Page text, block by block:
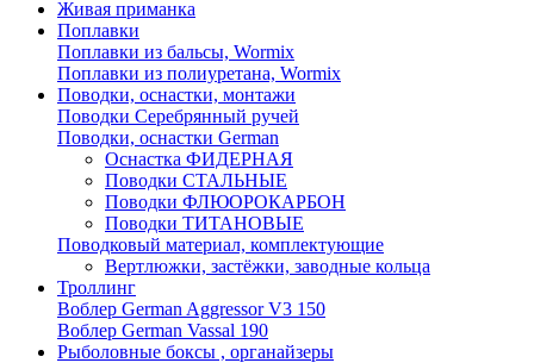
Живая приманка
Поплавки
Поплавки из бальсы, Wormix
Поплавки из полиуретана, Wormix
Поводки, оснастки, монтажи
Поводки Серебрянный ручей
Поводки, оснастки German
Оснастка ФИДЕРНАЯ
Поводки СТАЛЬНЫЕ
Поводки ФЛЮОРОКАРБОН
Поводки ТИТАНОВЫЕ
Поводковый материал, комплектующие
Вертлюжки, застёжки, заводные кольца
Троллинг
Воблер German Aggressor V3 150
Воблер German Vassal 190
Рыболовные боксы , органайзеры